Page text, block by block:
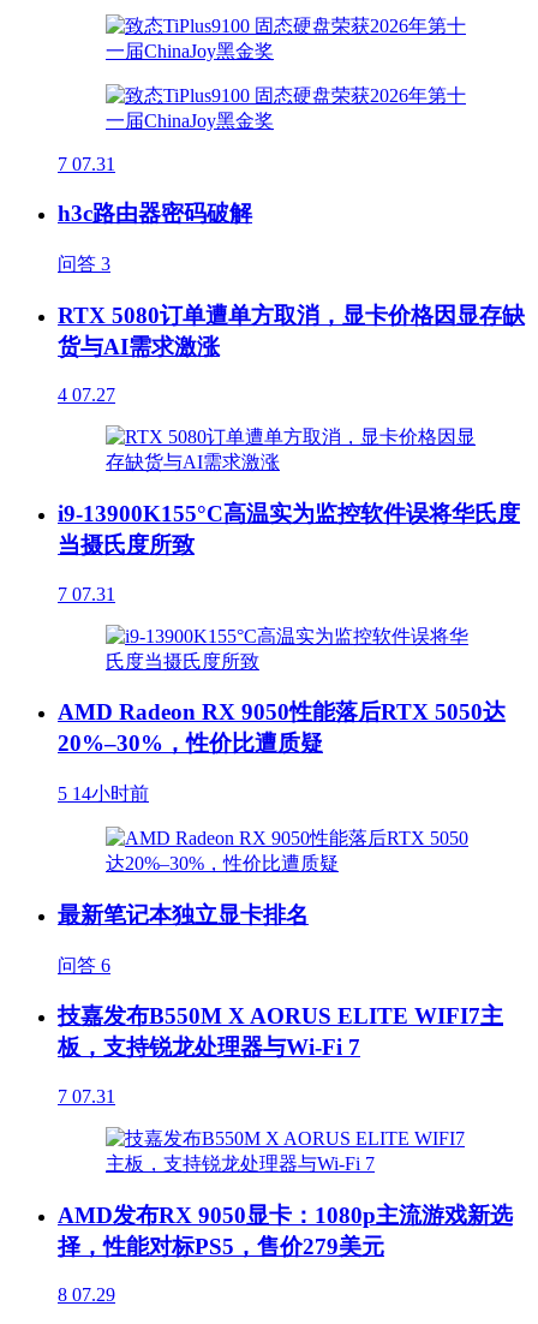
7 07.31
h3c路由器密码破解
问答 3
RTX 5080订单遭单方取消，显卡价格因显存缺
货与AI需求激涨
4 07.27
i9-13900K155°C高温实为监控软件误将华氏度
当摄氏度所致
7 07.31
AMD Radeon RX 9050性能落后RTX 5050达
20%–30%，性价比遭质疑
5 14小时前
最新笔记本独立显卡排名
问答 6
技嘉发布B550M X AORUS ELITE WIFI7主
板，支持锐龙处理器与Wi-Fi 7
7 07.31
AMD发布RX 9050显卡：1080p主流游戏新选
择，性能对标PS5，售价279美元
8 07.29